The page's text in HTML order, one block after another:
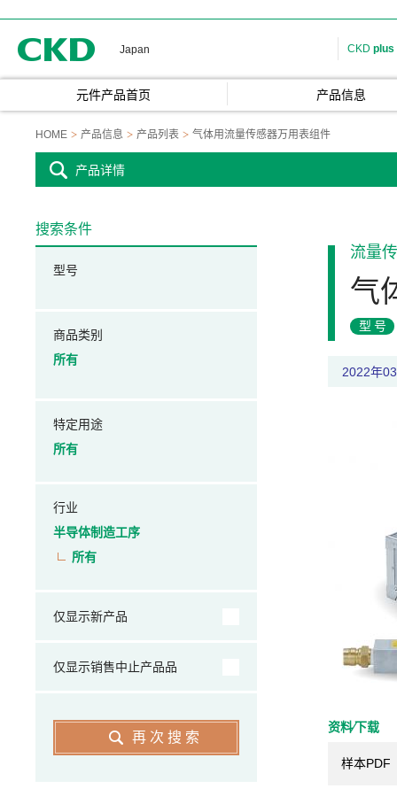
Japan CKD plus
元件产品首页 产品信息
HOME 产品信息 产品列表 气体用流量传感器万用表组件
产品详情
流量
气
型号
2022年
资料⁄下载
样本PDF
搜索条件
型号
商品类别
所有
特定用途
所有
行业
半导体制造工序
所有
仅显示新产品
仅显示销售中止产品品
再次搜索